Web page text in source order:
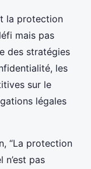
la protection
mais pas
des stratégies
les
sur le
légales
“La protection
n’est pas